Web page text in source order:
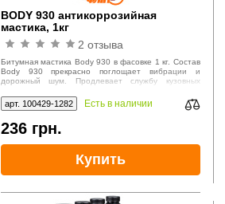
BODY 930 антикоррозийная
мастика, 1кг
2 отзыва
Битумная мастика Body 930 в фасовке 1 кг. Состав
Body 930 прекрасно поглощает вибрации и
дорожный шум. Продлевает службу кузовных
арт. 100429-1282 Есть в наличии
236 грн.
Купить